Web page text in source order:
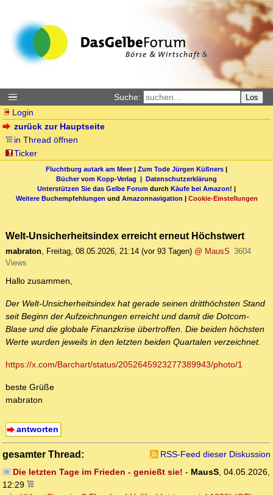
Suche: Los
Login
zurück zur Hauptseite
in Thread öffnen
Ticker
Fluchtburg autark am Meer| Zum Tode Jürgen Küßners |
Bücher vom Kopp-Verlag | Datenschutzerklärung
Unterstützen Sie das Gelbe Forum durch Käufe bei Amazon! |
Weitere Buchempfehlungen und Amazonnavigation | Cookie-Einstellungen
Welt-Unsicherheitsindex erreicht erneut Höchstwert
mabraton, Freitag, 08.05.2026, 21:14 (vor 93 Tagen) @ MausS 3604
Views
Hallo zusammen,
Der Welt-Unsicherheitsindex hat gerade seinen dritthöchsten Stand
seit Beginn der Aufzeichnungen erreicht und damit die Dotcom-
Blase und die globale Finanzkrise übertroffen. Die beiden höchsten
Werte wurden jeweils in den letzten beiden Quartalen verzeichnet.
https://x.com/Barchart/status/2052645923277389943/photo/1
beste Grüße
mabraton
antworten
gesamter Thread:
RSS-Feed dieser Diskussion
Die letzten Tage im Frieden - genießt sie! - MausS, 04.05.2026,
12:29